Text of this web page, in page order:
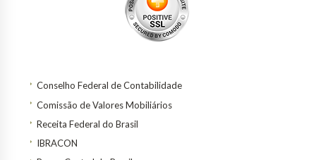
Conselho Federal de Contabilidade
Comissão de Valores Mobiliários
Receita Federal do Brasil
IBRACON